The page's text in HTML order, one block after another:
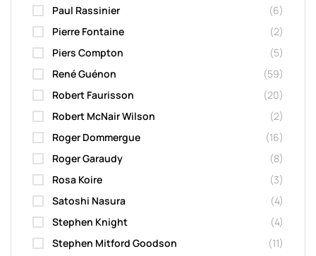
Paul Rassinier
(6)
Pierre Fontaine
(2)
Piers Compton
(5)
René Guénon
(59)
Robert Faurisson
(20)
Robert McNair Wilson
(2)
Roger Dommergue
(16)
Roger Garaudy
(8)
Rosa Koire
(3)
Satoshi Nasura
(4)
Stephen Knight
(4)
Stephen Mitford Goodson
(11)